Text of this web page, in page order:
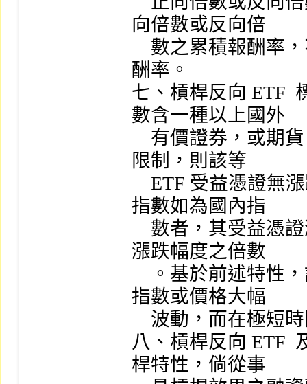
向倍數或反向倍
酬率。
七、槓桿反向 ETF
數含一種以上國外
限制，則該等
指數如為國內指
漲跌幅度之倍數
指數或價格大幅
八、槓桿反向 ETF
桿特性，倘從事